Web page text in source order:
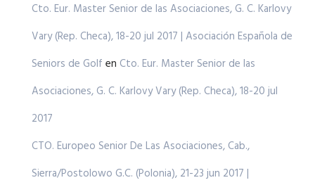
Cto. Eur. Master Senior de las Asociaciones, G. C. Karlovy
Vary (Rep. Checa), 18-20 jul 2017 | Asociación Española de
Seniors de Golf en Cto. Eur. Master Senior de las
Asociaciones, G. C. Karlovy Vary (Rep. Checa), 18-20 jul
2017
CTO. Europeo Senior De Las Asociaciones, Cab.,
Sierra/Postolowo G.C. (Polonia), 21-23 jun 2017 |